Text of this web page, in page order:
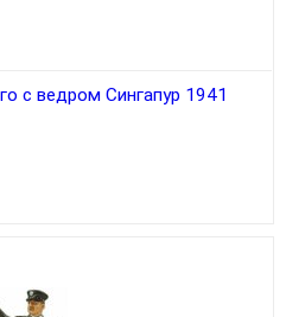
с ведром Сингапур 1941